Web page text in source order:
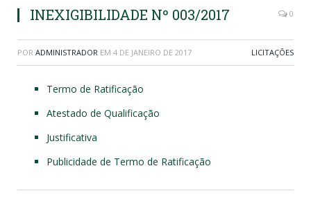
INEXIGIBILIDADE Nº 003/2017 0
POR ADMINISTRADOR EM 4 DE JANEIRO DE 2017 LICITAÇÕES
Termo de Ratificação
Atestado de Qualificação
Justificativa
Publicidade de Termo de Ratificação